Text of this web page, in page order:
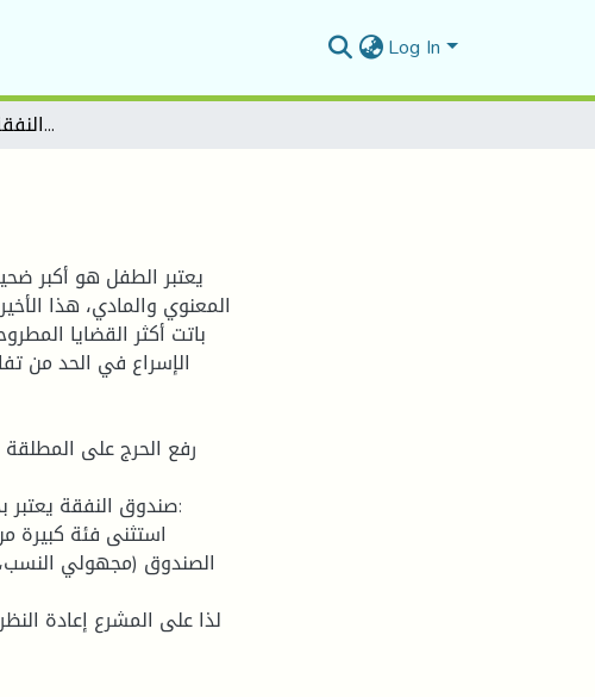
Log In
حق الطفل في النفقة في القانون الجزائري
يعتبر الطفل هو أكبر
المعنوي والمادي، هذا
باتت أكثر القضايا
الإسراع في الحد من
الصندوق (مجهولي النسب،
لذا على المشرع إعادة